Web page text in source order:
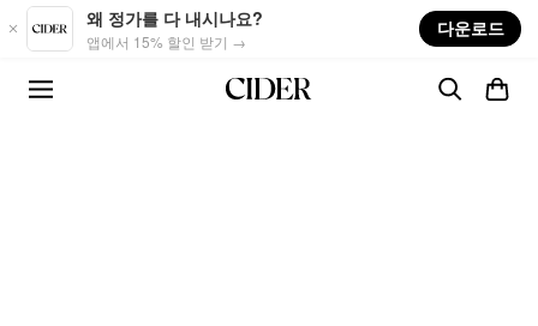
Skip to main content
왜 정가를 다 내시나요?
앱에서 15% 할인 받기 →
다운로드